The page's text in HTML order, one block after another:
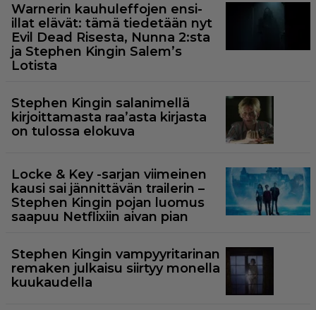
Warnerin kauhuleffojen ensi-
illat elävät: tämä tiedetään nyt
Evil Dead Risesta, Nunna 2:sta
ja Stephen Kingin Salem’s
Lotista
Stephen Kingin salanimellä
kirjoittamasta raa’asta kirjasta
on tulossa elokuva
Locke & Key -sarjan viimeinen
kausi sai jännittävän trailerin –
Stephen Kingin pojan luomus
saapuu Netflixiin aivan pian
Stephen Kingin vampyyritarinan
remaken julkaisu siirtyy monella
kuukaudella